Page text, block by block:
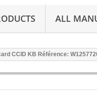
ALL
CCID KB Référence: